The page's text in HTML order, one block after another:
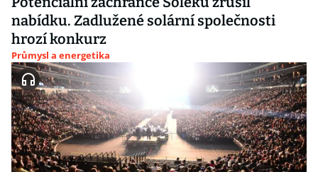
nabídku. Zadlužené solární společnosti
hrozí konkurz
Průmysl a energetika